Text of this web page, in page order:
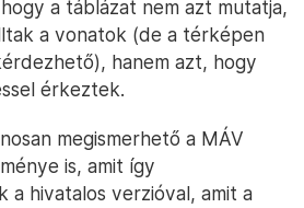
a táblázat nem azt mutatja,
a vonatok (de a térképen
hanem azt, hogy
érkeztek.
megismerhető a MÁV
is, amit így
a hivatalos verzióval, amit a